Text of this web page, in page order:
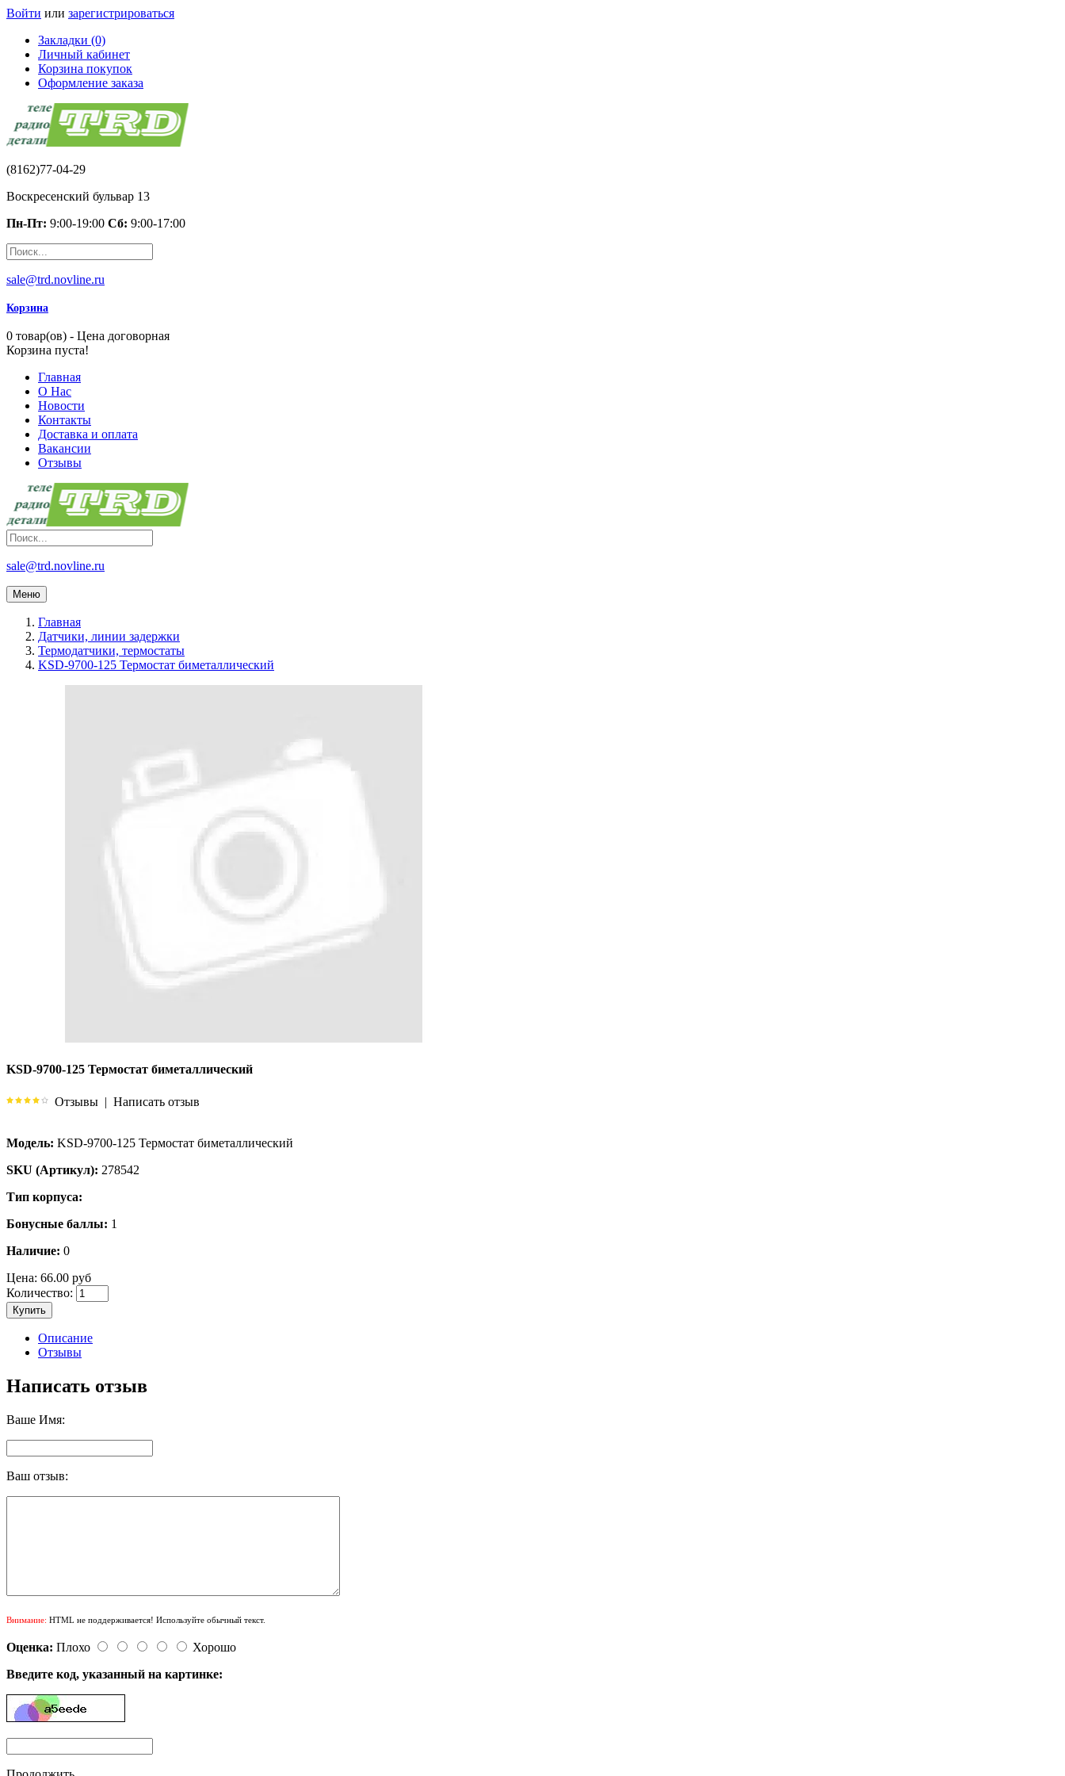
Войти или зарегистрироваться
Закладки (0)
Личный кабинет
Корзина покупок
Оформление заказа
(8162)77-04-29
Воскресенский бульвар 13
Пн-Пт: 9:00-19:00 Сб: 9:00-17:00
sale@trd.novline.ru
Корзина
0 товар(ов) - Цена договорная
Корзина пуста!
Главная
О Нас
Новости
Контакты
Доставка и оплата
Вакансии
Отзывы
sale@trd.novline.ru
Меню
Главная
Датчики, линии задержки
Термодатчики, термостаты
KSD-9700-125 Термостат биметаллический
KSD-9700-125 Термостат биметаллический
Отзывы | Написать отзыв
Модель: KSD-9700-125 Термостат биметаллический
SKU (Артикул): 278542
Тип корпуса:
Бонусные баллы: 1
Наличие: 0
Цена: 66.00 руб
Количество:
Купить
Описание
Отзывы
Написать отзыв
Ваше Имя:
Ваш отзыв:
Внимание: HTML не поддерживается! Используйте обычный текст.
Оценка: Плохо
Хорошо
Введите код, указанный на картинке: